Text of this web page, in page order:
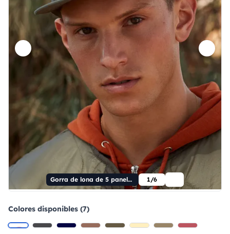
Gorra de lona de 5 paneles para caravana 1/6
Colores disponibles (7)